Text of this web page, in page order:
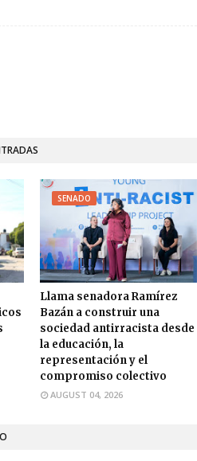
SENADO
Llama senadora Ramírez
Bazán a construir una
sociedad antirracista desde
la educación, la
representación y el
compromiso colectivo
AUGUST 04, 2026